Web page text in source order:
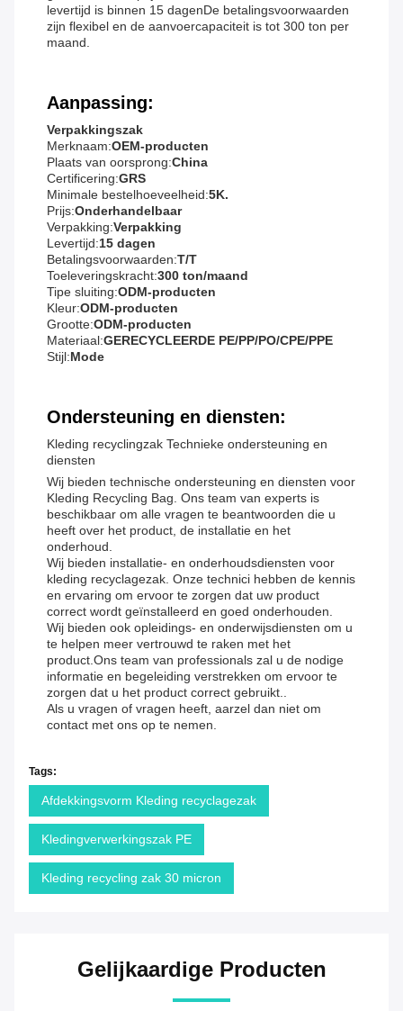
levertijd is binnen 15 dagenDe betalingsvoorwaarden
zijn flexibel en de aanvoercapaciteit is tot 300 ton per
maand.
Aanpassing:
Verpakkingszak
Merknaam:OEM-producten
Plaats van oorsprong:China
Certificering:GRS
Minimale bestelhoeveelheid:5K.
Prijs:Onderhandelbaar
Verpakking:Verpakking
Levertijd:15 dagen
Betalingsvoorwaarden:T/T
Toeleveringskracht:300 ton/maand
Tipe sluiting:ODM-producten
Kleur:ODM-producten
Grootte:ODM-producten
Materiaal:GERECYCLEERDE PE/PP/PO/CPE/PPE
Stijl:Mode
Ondersteuning en diensten:
Kleding recyclingzak Technieke ondersteuning en
diensten
Wij bieden technische ondersteuning en diensten voor
Kleding Recycling Bag. Ons team van experts is
beschikbaar om alle vragen te beantwoorden die u
heeft over het product, de installatie en het
onderhoud.
Wij bieden installatie- en onderhoudsdiensten voor
kleding recyclagezak. Onze technici hebben de kennis
en ervaring om ervoor te zorgen dat uw product
correct wordt geïnstalleerd en goed onderhouden.
Wij bieden ook opleidings- en onderwijsdiensten om u
te helpen meer vertrouwd te raken met het
product.Ons team van professionals zal u de nodige
informatie en begeleiding verstrekken om ervoor te
zorgen dat u het product correct gebruikt..
Als u vragen of vragen heeft, aarzel dan niet om
contact met ons op te nemen.
Tags:
Afdekkingsvorm Kleding recyclagezak
Kledingverwerkingszak PE
Kleding recycling zak 30 micron
Gelijkaardige Producten